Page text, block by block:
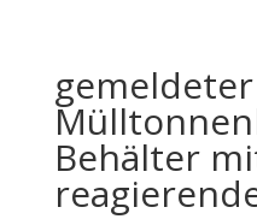
gemeldeter
Behälter